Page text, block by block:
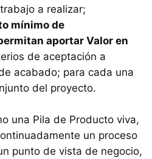
a realizar;
mínimo de
aportar Valor en
de aceptación a
acabado; para cada una
del proyecto.
una Pila de Producto viva,
un proceso
punto de vista de negocio,